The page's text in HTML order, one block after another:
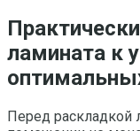
ламината к
Перед раскладкой